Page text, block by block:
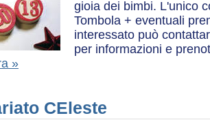
gioia dei bimbi. L'unico
Tombola + eventuali
interessato può
per informazioni e
»
CEleste